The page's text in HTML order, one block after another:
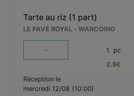
Tarte au riz (1 part)
LE PAVÉ ROYAL - WARCOING
- 1 pc
2.9€
Réception le
mercredi 12/08 (10:00)